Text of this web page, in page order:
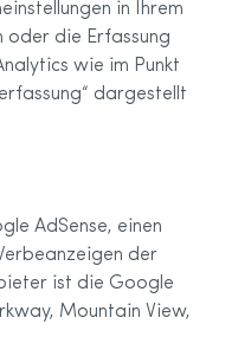
in Ihrem
die Erfassung
wie im Punkt
dargestellt
AdSense, einen
der
ist die Google
Mountain View,